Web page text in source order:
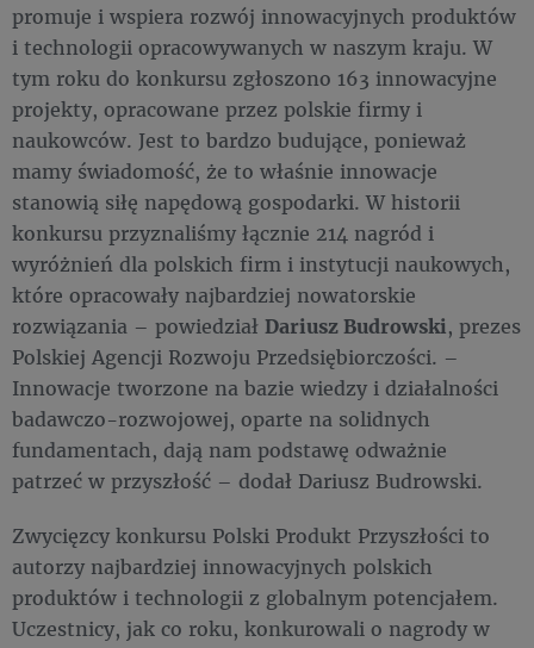
promuje i wspiera rozwój innowacyjnych produktów
i technologii opracowywanych w naszym kraju. W
tym roku do konkursu zgłoszono 163 innowacyjne
projekty, opracowane przez polskie firmy i
naukowców. Jest to bardzo budujące, ponieważ
mamy świadomość, że to właśnie innowacje
stanowią siłę napędową gospodarki. W historii
konkursu przyznaliśmy łącznie 214 nagród i
wyróżnień dla polskich firm i instytucji naukowych,
które opracowały najbardziej nowatorskie
rozwiązania – powiedział Dariusz Budrowski, prezes
Polskiej Agencji Rozwoju Przedsiębiorczości. –
Innowacje tworzone na bazie wiedzy i działalności
badawczo-rozwojowej, oparte na solidnych
fundamentach, dają nam podstawę odważnie
patrzeć w przyszłość – dodał Dariusz Budrowski.
Zwycięzcy konkursu Polski Produkt Przyszłości to
autorzy najbardziej innowacyjnych polskich
produktów i technologii z globalnym potencjałem.
Uczestnicy, jak co roku, konkurowali o nagrody w